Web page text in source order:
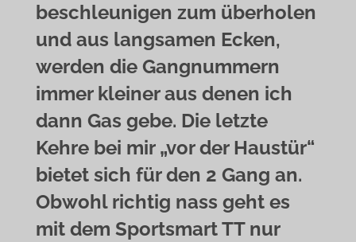
beschleunigen zum überholen
und aus langsamen Ecken,
werden die Gangnummern
immer kleiner aus denen ich
dann Gas gebe. Die letzte
Kehre bei mir „vor der Haustür“
bietet sich für den 2 Gang an.
Obwohl richtig nass geht es
mit dem Sportsmart TT nur